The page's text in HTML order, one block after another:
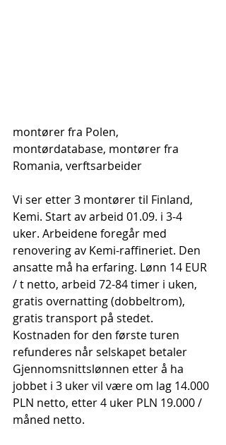
montører fra Polen,
montørdatabase, montører fra
Romania, verftsarbeider
Vi ser etter 3 montører til Finland,
Kemi. Start av arbeid 01.09. i 3-4
uker. Arbeidene foregår med
renovering av Kemi-raffineriet. Den
ansatte må ha erfaring. Lønn 14 EUR
/ t netto, arbeid 72-84 timer i uken,
gratis overnatting (dobbeltrom),
gratis transport på stedet.
Kostnaden for den første turen
refunderes når selskapet betaler
Gjennomsnittslønnen etter å ha
jobbet i 3 uker vil være om lag 14.000
PLN netto, etter 4 uker PLN 19.000 /
måned netto.